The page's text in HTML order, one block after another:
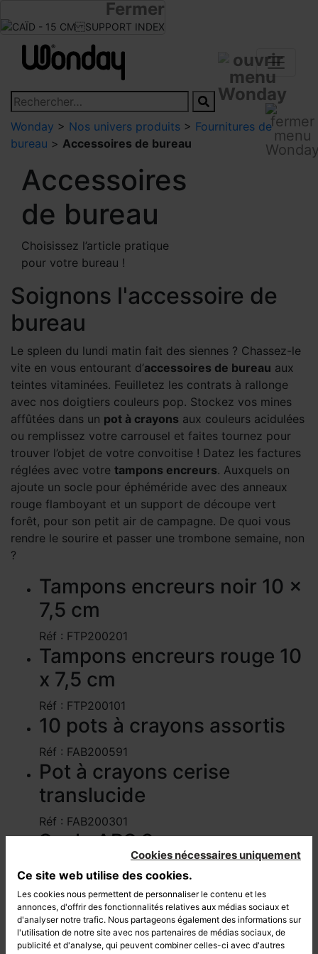
Cookies nécessaires uniquement
Ce site web utilise des cookies.
Les cookies nous permettent de personnaliser le contenu et les
annonces, d'offrir des fonctionnalités relatives aux médias sociaux et
d'analyser notre trafic. Nous partageons également des informations sur
l'utilisation de notre site avec nos partenaires de médias sociaux, de
publicité et d'analyse, qui peuvent combiner celles-ci avec d'autres
Devenir revendeur
Wonday > Nos univers produits > Fournitures de
bureau > Accessoires de bureau
Accessoires
de bureau
Choisissez l’article pratique
pour votre bureau !
Soignons l'accessoire de
bureau
Le spleen du lundi matin fait des siennes ? Chassez-le
vite en vous entourant d’accessoires de bureau aux
teintes vitaminées. Feuilletez les contrats à rallonge
avec nos doigtiers couleurs pop. Stockez vos mines
affûtées dans un pot à crayons aux couleurs acidulées
ou remplissez votre carrousel et faites tournez pour
trouver l’objet de votre convoitise ! Datez les factures
réglées avec votre tampons encreurs. Auxquels on
ajoute un socle pour éphéméride avec des anneaux
rouge flamboyant et un support de découpe vert
forêt, pour son petit air de campagne. De quoi vous
rendre le sourire et passer une trombone semaine, non
?
Fermer
Tampons encreurs noir 10 x
7,5 cm
Réf : FTP200201
Tampons encreurs rouge 10
x 7,5 cm
Réf : FTP200101
10 pots à crayons assortis
Réf : FAB200591
Pot à crayons cerise
translucide
Réf : FAB200301
Socle ABS 2 arceaux
plastique -Noir
Réf : FAB100261
12 doigtiers Ø 21 mm N°2 -
Jaune